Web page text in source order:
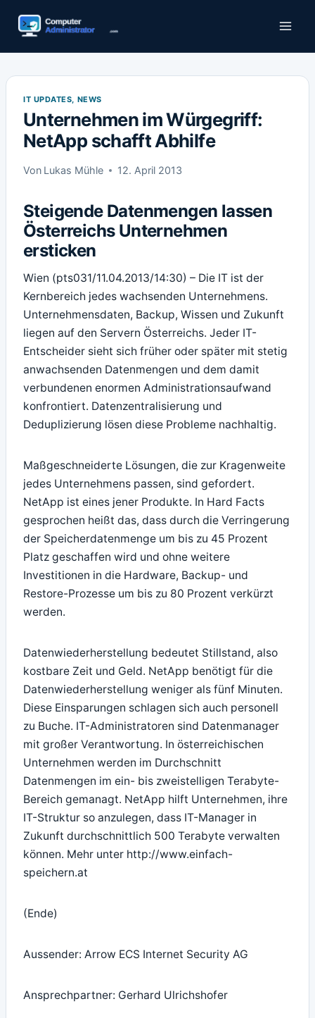
Inhalt
IT UPDATES, NEWS
Unternehmen im Würgegriff:
NetApp schafft Abhilfe
Von Lukas Mühle 12. April 2013
Steigende Datenmengen lassen
Österreichs Unternehmen
ersticken
Wien (pts031/11.04.2013/14:30) – Die IT ist der
Kernbereich jedes wachsenden Unternehmens.
Unternehmensdaten, Backup, Wissen und Zukunft
liegen auf den Servern Österreichs. Jeder IT-
Entscheider sieht sich früher oder später mit stetig
anwachsenden Datenmengen und dem damit
verbundenen enormen Administrationsaufwand
konfrontiert. Datenzentralisierung und
Deduplizierung lösen diese Probleme nachhaltig.
Maßgeschneiderte Lösungen, die zur Kragenweite
jedes Unternehmens passen, sind gefordert.
NetApp ist eines jener Produkte. In Hard Facts
gesprochen heißt das, dass durch die Verringerung
der Speicherdatenmenge um bis zu 45 Prozent
Platz geschaffen wird und ohne weitere
Investitionen in die Hardware, Backup- und
Restore-Prozesse um bis zu 80 Prozent verkürzt
werden.
Datenwiederherstellung bedeutet Stillstand, also
kostbare Zeit und Geld. NetApp benötigt für die
Datenwiederherstellung weniger als fünf Minuten.
Diese Einsparungen schlagen sich auch personell
zu Buche. IT-Administratoren sind Datenmanager
mit großer Verantwortung. In österreichischen
Unternehmen werden im Durchschnitt
Datenmengen im ein- bis zweistelligen Terabyte-
Bereich gemanagt. NetApp hilft Unternehmen, ihre
IT-Struktur so anzulegen, dass IT-Manager in
Zukunft durchschnittlich 500 Terabyte verwalten
können. Mehr unter http://www.einfach-
speichern.at
(Ende)
Aussender: Arrow ECS Internet Security AG
Ansprechpartner: Gerhard Ulrichshofer